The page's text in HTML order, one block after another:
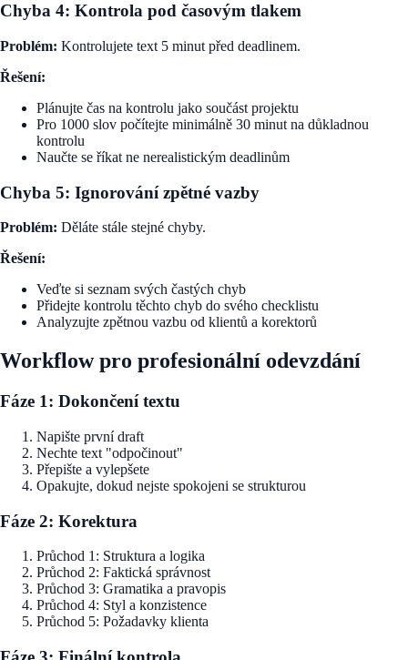
Chyba 4: Kontrola pod časovým tlakem
Problém: Kontrolujete text 5 minut před deadlinem.
Řešení:
Plánujte čas na kontrolu jako součást projektu
Pro 1000 slov počítejte minimálně 30 minut na důkladnou
kontrolu
Naučte se říkat ne nerealistickým deadlinům
Chyba 5: Ignorování zpětné vazby
Problém: Děláte stále stejné chyby.
Řešení:
Veďte si seznam svých častých chyb
Přidejte kontrolu těchto chyb do svého checklistu
Analyzujte zpětnou vazbu od klientů a korektorů
Workflow pro profesionální odevzdání
Fáze 1: Dokončení textu
Napište první draft
Nechte text "odpočinout"
Přepište a vylepšete
Opakujte, dokud nejste spokojeni se strukturou
Fáze 2: Korektura
Průchod 1: Struktura a logika
Průchod 2: Faktická správnost
Průchod 3: Gramatika a pravopis
Průchod 4: Styl a konzistence
Průchod 5: Požadavky klienta